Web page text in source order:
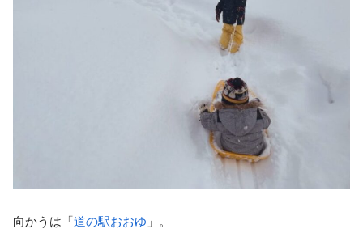
向かうは「道の駅おおゆ 」。